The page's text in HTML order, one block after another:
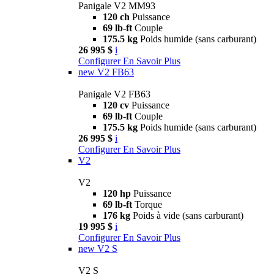
Panigale V2 MM93
120 ch Puissance
69 lb-ft Couple
175.5 kg Poids humide (sans carburant)
26 995 $ i
Configurer En Savoir Plus
new V2 FB63
Panigale V2 FB63
120 cv Puissance
69 lb-ft Couple
175.5 kg Poids humide (sans carburant)
26 995 $ i
Configurer En Savoir Plus
V2
V2
120 hp Puissance
69 lb-ft Torque
176 kg Poids à vide (sans carburant)
19 995 $ i
Configurer En Savoir Plus
new V2 S
V2 S